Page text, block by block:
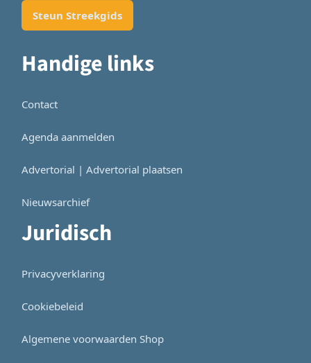
Steun Streekgids
Handige links
Contact
Agenda aanmelden
Advertorial | Advertorial plaatsen
Nieuwsarchief
Juridisch
Privacyverklaring
Cookiebeleid
Algemene voorwaarden Shop